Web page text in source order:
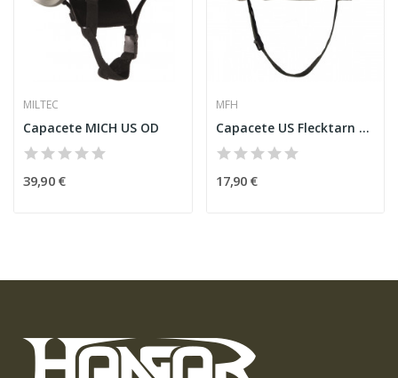
MILTEC
Capacete MICH US OD
39,90 €
MFH
Capacete US Flecktarn com Capa
17,90 €